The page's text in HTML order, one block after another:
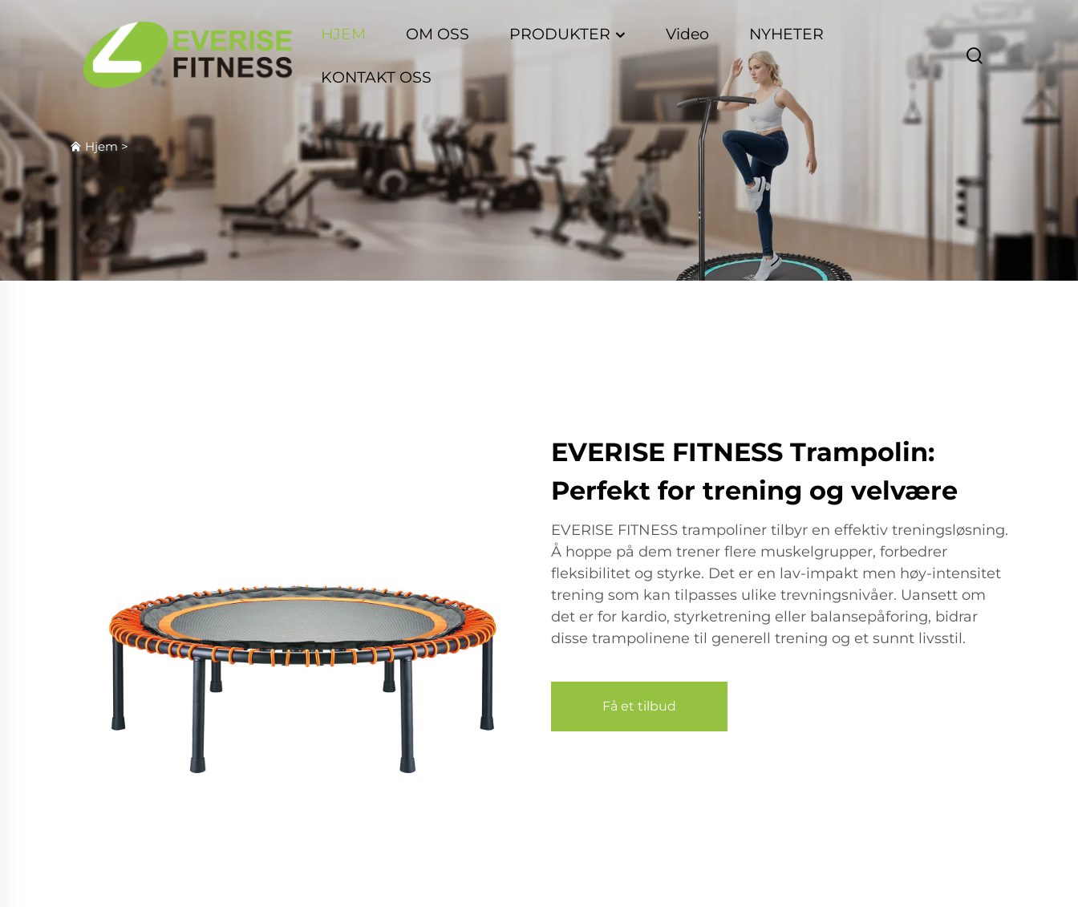
HJEM OM OSS PRODUKTER Video NYHETER
KONTAKT OSS
Hjem >
EVERISE FITNESS Trampolin:
Perfekt for trening og velvære
EVERISE FITNESS trampoliner tilbyr en effektiv treningsløsning.
Å hoppe på dem trener flere muskelgrupper, forbedrer
fleksibilitet og styrke. Det er en lav-impakt men høy-intensitet
trening som kan tilpasses ulike trevningsnivåer. Uansett om
det er for kardio, styrketrening eller balansepåforing, bidrar
disse trampolinene til generell trening og et sunnt livsstil.
Få et tilbud